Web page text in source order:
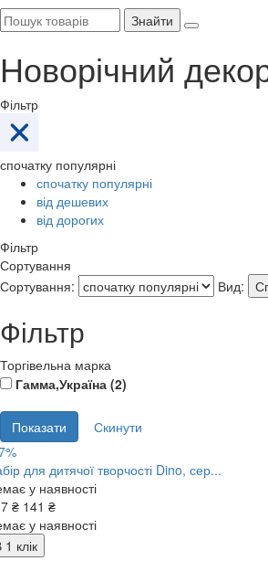
Знайти
Новорічний
Фільтр
спочатку популярні
спочатку популярні
від дешевих
від дорогих
Фільтр
Сортування
Сортування:
Вид:
Фільтр
Торгівельна марка
Гамма,Україна (2)
для дитячої творчості Dino, сер...
у наявності
₴ 141 ₴
у наявності
1 клік